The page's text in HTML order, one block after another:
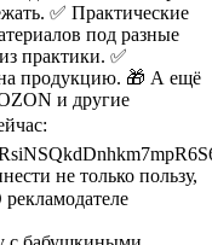
✅ Практические
под разные
практики. ✅
продукцию. 🎁 А ещё
и другие
не только пользу,